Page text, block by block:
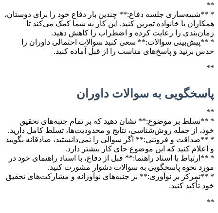
**
* **شبیه‌سازی جلسه دفاع:** چندین بار دفاع خود را برای دوستان،
همکاران یا خانواده تمرین کنید. این کار به شما کمک می‌کند تا
زمان‌بندی را رعایت کرده و اضطراب را کاهش دهید.
* **پیش‌بینی سوالات:** سعی کنید سوالات احتمالی داوران را
حدس بزنید و پاسخ‌های مناسب را از قبل آماده کنید.
**
پاسخگویی به سوالات داوران
**
* **تسلط بر موضوع:** نشان دهید که بر تمام جنبه‌های تحقیق
خود، از جمله روش‌شناسی، نتایج و محدودیت‌ها، تسلط کامل دارید.
* **صداقت و فروتنی:** اگر سوالی را نمی‌دانستید، صادقانه بگویید
و اعلام کنید که این موضوع جای کار بیشتر دارد.
* **ارتباط با استاد راهنما:** قبل از دفاع، با استاد راهنمای خود در
مورد نحوه پاسخگویی به سوالات دشوار مشورت کنید.
* **تمرکز بر نوآوری:** بر جنبه‌های نوآورانه و مشارکت‌های تحقیق
خود تأکید کنید.
**